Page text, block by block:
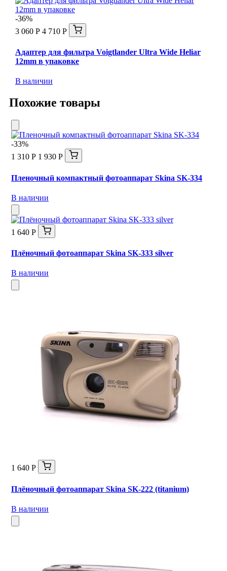
-36%
3 060 Р 4 710 Р
Адаптер для фильтра Voigtlander Ultra Wide Heliar
12mm в упаковке
В наличии
Похожие товары
-33%
1 310 Р 1 930 Р
Пленочный компактный фотоаппарат Skina SK-334
В наличии
1 640 Р
Плёночный фотоаппарат Skina SK-333 silver
В наличии
1 640 Р
Плёночный фотоаппарат Skina SK-222 (titanium)
В наличии